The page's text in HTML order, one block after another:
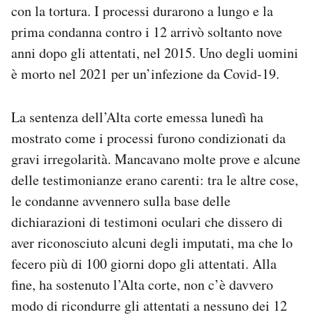
con la tortura. I processi durarono a lungo e la
prima condanna contro i 12 arrivò soltanto nove
anni dopo gli attentati, nel 2015. Uno degli uomini
è morto nel 2021 per un’infezione da Covid-19.
La sentenza dell’Alta corte emessa lunedì ha
mostrato come i processi furono condizionati da
gravi irregolarità. Mancavano molte prove e alcune
delle testimonianze erano carenti: tra le altre cose,
le condanne avvennero sulla base delle
dichiarazioni di testimoni oculari che dissero di
aver riconosciuto alcuni degli imputati, ma che lo
fecero più di 100 giorni dopo gli attentati. Alla
fine, ha sostenuto l’Alta corte, non c’è davvero
modo di ricondurre gli attentati a nessuno dei 12